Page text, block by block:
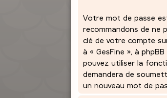
Votre mot de passe
recommandons de ne
clé de votre compte
à « GesFine », à
pouvez utiliser la
demandera de
un nouveau mot de